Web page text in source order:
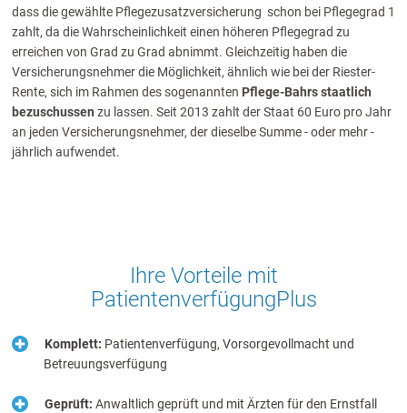
dass die gewählte Pflegezusatzversicherung schon bei Pflegegrad 1
zahlt, da die Wahrscheinlichkeit einen höheren Pflegegrad zu
erreichen von Grad zu Grad abnimmt. Gleichzeitig haben die
Versicherungsnehmer die Möglichkeit, ähnlich wie bei der Riester-
Rente, sich im Rahmen des sogenannten Pflege-Bahrs staatlich
bezuschussen zu lassen. Seit 2013 zahlt der Staat 60 Euro pro Jahr
an jeden Versicherungsnehmer, der dieselbe Summe - oder mehr -
jährlich aufwendet.
Ihre Vorteile mit
PatientenverfügungPlus
Komplett: Patientenverfügung, Vorsorgevollmacht und
Betreuungsverfügung
Geprüft: Anwaltlich geprüft und mit Ärzten für den Ernstfall